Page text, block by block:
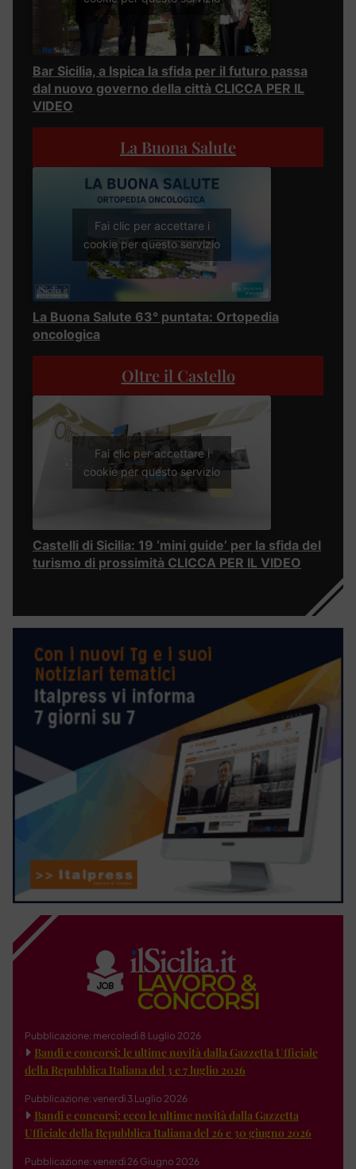
Bar Sicilia, a Ispica la sfida per il futuro passa
dal nuovo governo della città CLICCA PER IL
VIDEO
La Buona Salute
Fai clic per accettare i
cookie per questo servizio
La Buona Salute 63° puntata: Ortopedia
oncologica
Oltre il Castello
Fai clic per accettare i
cookie per questo servizio
Castelli di Sicilia: 19 ‘mini guide’ per la sfida del
turismo di prossimità CLICCA PER IL VIDEO
Pubblicazione: mercoledì 8 Luglio 2026
Bandi e concorsi: le ultime novità dalla Gazzetta Ufficiale
della Repubblica Italiana del 3 e 7 luglio 2026
Pubblicazione: venerdì 3 Luglio 2026
Bandi e concorsi: ecco le ultime novità dalla Gazzetta
Ufficiale della Repubblica Italiana del 26 e 30 giugno 2026
Pubblicazione: venerdì 26 Giugno 2026